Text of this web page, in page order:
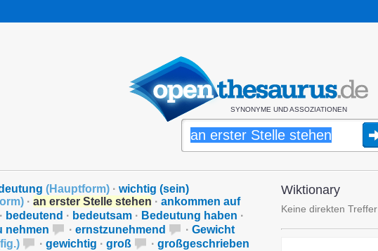
SYNONYME UND ASSOZIATIONEN
(Hauptform) · wichtig (sein)
) · an erster Stelle stehen · ankommen auf
· bedeutend · bedeutsam · Bedeutung haben ·
nehmen
· ernstzunehmend · Gewicht
fig.) · gewichtig · groß · großgeschrieben
Wiktionary
Keine direkten Treffer